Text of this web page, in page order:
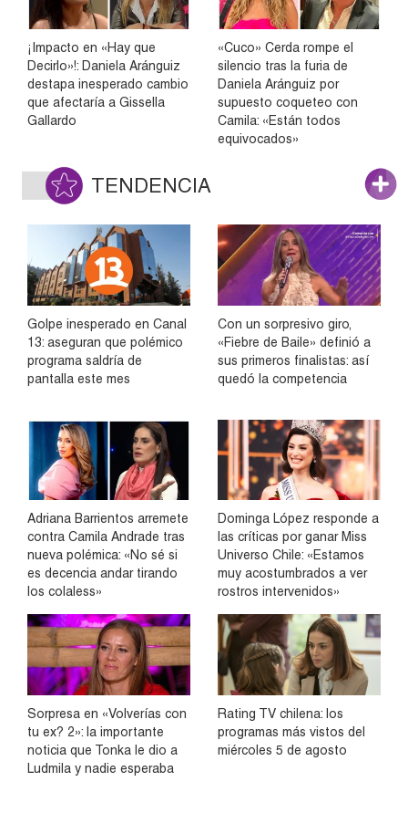
¡Impacto en «Hay que
Decirlo»!: Daniela Aránguiz
destapa inesperado cambio
que afectaría a Gissella
Gallardo
«Cuco» Cerda rompe el
silencio tras la furia de
Daniela Aránguiz por
supuesto coqueteo con
Camila: «Están todos
equivocados»
TENDENCIA
Golpe inesperado en Canal
13: aseguran que polémico
programa saldría de
pantalla este mes
Con un sorpresivo giro,
«Fiebre de Baile» definió a
sus primeros finalistas: así
quedó la competencia
Adriana Barrientos arremete
contra Camila Andrade tras
nueva polémica: «No sé si
es decencia andar tirando
los colaless»
Dominga López responde a
las críticas por ganar Miss
Universo Chile: «Estamos
muy acostumbrados a ver
rostros intervenidos»
Sorpresa en «Volverías con
tu ex? 2»: la importante
noticia que Tonka le dio a
Ludmila y nadie esperaba
Rating TV chilena: los
programas más vistos del
miércoles 5 de agosto